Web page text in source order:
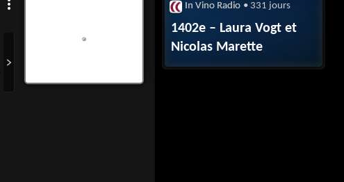
In Vino Radio • 331 jours
1402e – Laura Vogt et
Nicolas Marette